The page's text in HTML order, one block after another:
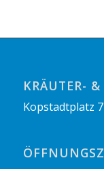
KRÄUTER-
Kopstadtplatz 7